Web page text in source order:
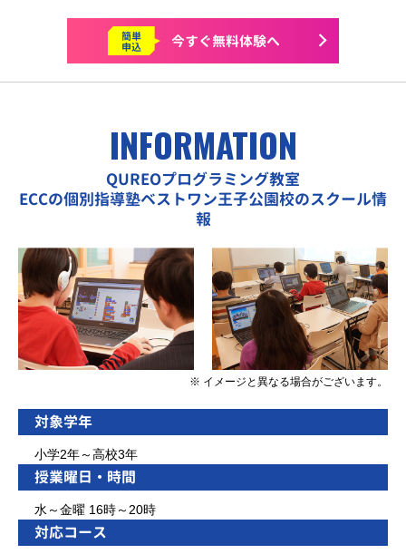
簡単
申込 今すぐ無料体験へ
INFORMATION
QUREOプログラミング教室
ECCの個別指導塾ベストワン王子公園校のスクール情
報
※ イメージと異なる場合がございます。
対象学年
小学2年～高校3年
授業曜日・時間
水～金曜 16時～20時
対応コース